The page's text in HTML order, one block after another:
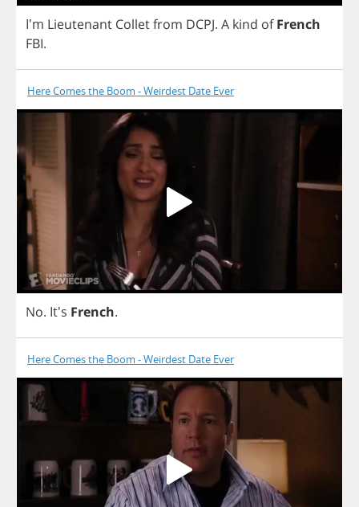
I'm Lieutenant Colletfrom DCPJ. A kind of French
FBI.
Here Comes the Boom - Weirdest Date Ever
No. It's French.
Here Comes the Boom - Weirdest Date Ever